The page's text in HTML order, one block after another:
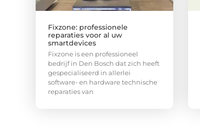
Fixzone: professionele
reparaties voor al uw
smartdevices
Fixzone is een professioneel
bedrijf in Den Bosch dat zich heeft
gespecialiseerd in allerlei
software- en hardware technische
reparaties van